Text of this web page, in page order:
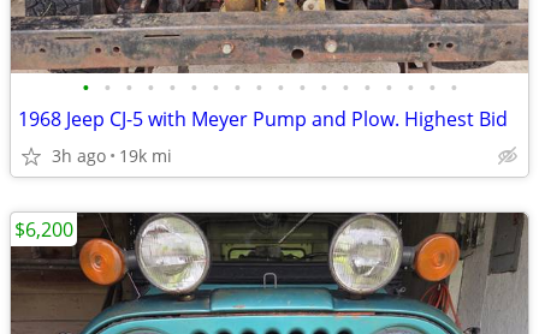
• • • • • • • • • • • • • • • • • •
1968 Jeep CJ-5 with Meyer Pump and Plow. Highest Bid
3h ago 19k mi
$6,200